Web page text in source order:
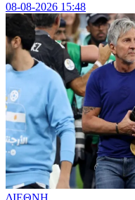
08-08-2026 15:48
ΔΙΕΘΝΗ